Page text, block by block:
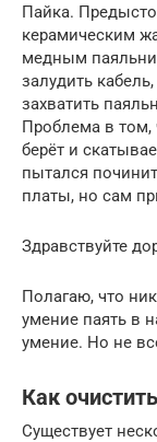
Пайка.
керамическим
медным
залудить
захватить
Проблема в том,
берёт и
пытался
платы, но сам
Здравствуйте
Полагаю, что
умение паять в
умение. Но не
Как
Существует